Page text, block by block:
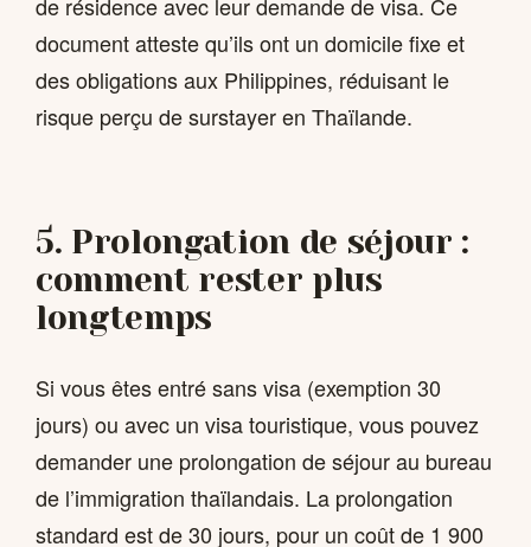
document atteste qu’ils ont un domicile fixe et
des obligations aux Philippines, réduisant le
risque perçu de surstayer en Thaïlande.
5. Prolongation de séjour :
comment rester plus
longtemps
Si vous êtes entré sans visa (exemption 30
jours) ou avec un visa touristique, vous pouvez
demander une prolongation de séjour au bureau
de l’immigration thaïlandais. La prolongation
standard est de 30 jours, pour un coût de 1 900